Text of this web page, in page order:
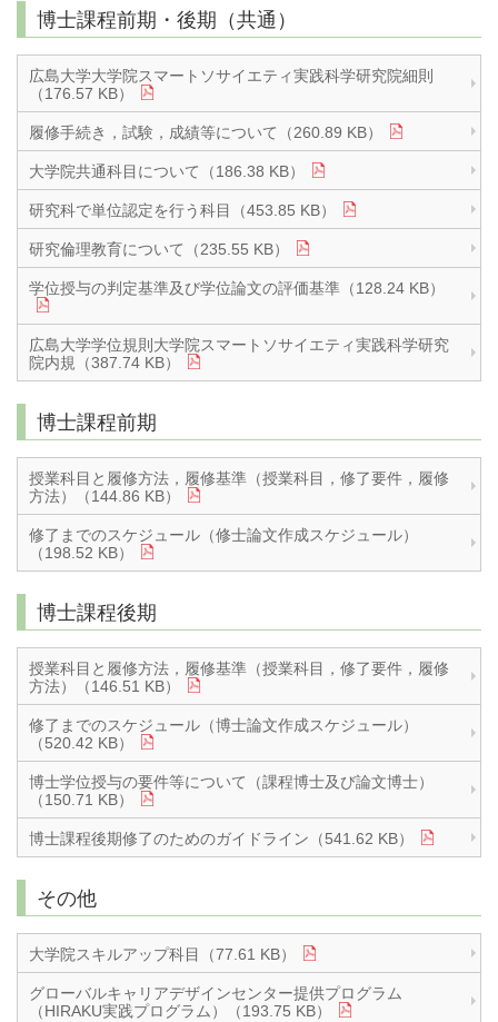
博士課程前期・後期（共通）
広島大学大学院スマートソサイエティ実践科学研究院細則
（176.57 KB）
履修手続き，試験，成績等について（260.89 KB）
大学院共通科目について（186.38 KB）
研究科で単位認定を行う科目（453.85 KB）
研究倫理教育について（235.55 KB）
学位授与の判定基準及び学位論文の評価基準（128.24 KB）
広島大学学位規則大学院スマートソサイエティ実践科学研究
院内規（387.74 KB）
博士課程前期
授業科目と履修方法，履修基準（授業科目，修了要件，履修
方法）（144.86 KB）
修了までのスケジュール（修士論文作成スケジュール）
（198.52 KB）
博士課程後期
授業科目と履修方法，履修基準（授業科目，修了要件，履修
方法）（146.51 KB）
修了までのスケジュール（博士論文作成スケジュール）
（520.42 KB）
博士学位授与の要件等について（課程博士及び論文博士）
（150.71 KB）
博士課程後期修了のためのガイドライン（541.62 KB）
その他
大学院スキルアップ科目（77.61 KB）
グローバルキャリアデザインセンター提供プログラム
（HIRAKU実践プログラム）（193.75 KB）